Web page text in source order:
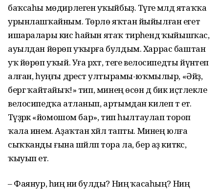
баҡсаһы мөдирлегенә уҡыйбыҙ. Тәүге мәлдә ятаҡҡа
урынлашҡайным. Төрлө яҡтан йыйылған егет
ишаралары кис һайын ятаҡ тирәһендә ҡыйышҡас,
ауылдан йөрөп уҡырға булдым. Харрас баштан
уҡ йөрөп уҡый. Уға рәхәт, теге велосипедты йүнәтеп
алған, һуңғы дәрестә ултырамы-юҡмылыр, «Әйҙә,
бергә ҡайтайыҡ!» тип, минең өсөн дә бик иҫтәлекле
велосипедҡа атланып, артымдан килеп тә етә.
Тәүҙәрәк «йомошом бар», тип һылтаулап тороп
ҡала инем. Аҙаҡтан хәйлә тапты. Минең юлға
сыҡҡанды ғына шәйләп тора ла, бер аҙ киткәс,
ҡыуып етә.
– Фаянур, һиңә ни булды? Ниңә ҡасаһың? Ниңә